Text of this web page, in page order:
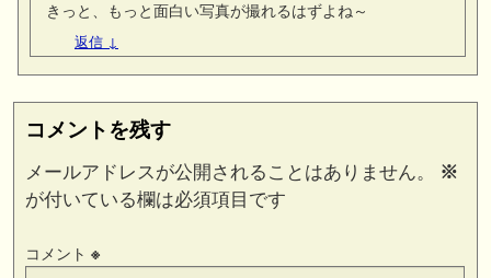
きっと、もっと面白い写真が撮れるはずよね～
返信 ↓
コメントを残す
メールアドレスが公開されることはありません。
※
が付いている欄は必須項目です
コメント ※